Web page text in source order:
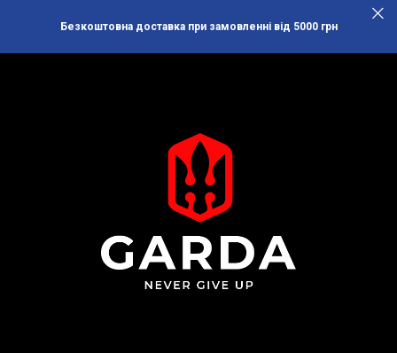
Безкоштовна доставка при замовленні від 5000 грн